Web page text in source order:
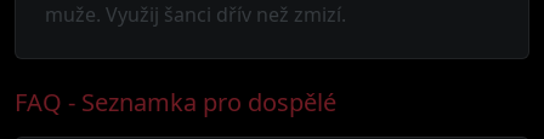
muže. Využij šanci dřív než zmizí.
FAQ - Seznamka pro dospělé